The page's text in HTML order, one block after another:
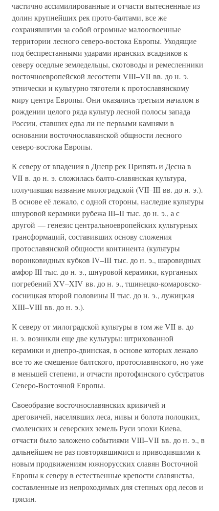
частично ассимилированные и отчасти вытесненные из
долин крупнейших рек прото-балтами, все же
сохранявшими за собой огромные малоосвоенные
территории лесного северо-востока Европы. Уходящие
под беспрестанными ударами иранских всадников к
северу оседлые земледельцы, скотоводы и ремесленники
восточноевропейской лесостепи VIII–VII вв. до н. э.
этнически и культурно тяготели к протославянскому
миру центра Европы. Они оказались третьим началом в
рождении целого ряда культур лесной полосы запада
России, ставших едва ли не первыми камнями в
основании восточнославянской общности лесного
северо-востока Европы.
К северу от впадения в Днепр рек Припять и Десна в
VII в. до н. э. сложилась балто-славянская культура,
получившая название милоградской (VII–III вв. до н. э.).
В основе её лежало, с одной стороны, наследие культуры
шнуровой керамики рубежа III–II тыс. до н. э., а с
другой — генезис центральноевропейских культурных
трансформаций, составивших основу сложения
протославянской общности континента (культуры
воронковидных кубков IV–III тыс. до н. э., шаровидных
амфор III тыс. до н. э., шнуровой керамики, курганных
погребений XV–XIV вв. до н. э., тшинецко-комаровско-
сосницкая второй половины II тыс. до н. э., лужицкая
XIII–VIII вв. до н. э.).
К северу от милоградской культуры в том же VII в. до
н. э. возникли еще две культуры: штрихованной
керамики и днепро-двинская, в основе которых лежало
все то же смешение балтского, протославянского, но уже
в меньшей степени, и отчасти протофинского субстратов
Северо-Восточной Европы.
Своеобразие восточнославянских кривичей и
дреговичей, населявших леса, нивы и болота полоцких,
смоленских и северских земель Руси эпохи Киева,
отчасти было заложено событиями VIII–VII вв. до н. э., в
дальнейшем не раз повторявшимися и приводившими к
новым продвижениям южнорусских славян Восточной
Европы к северу в естественные крепости славянства,
составленные из непроходимых для степных орд лесов и
трясин.